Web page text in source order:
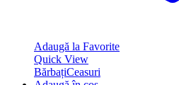
Adaugă la Favorite
Quick View
BărbațiCeasuri